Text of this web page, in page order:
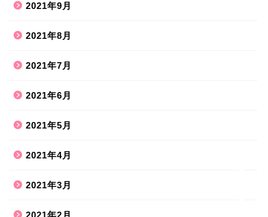
2021年9月
2021年8月
2021年7月
2021年6月
2021年5月
2021年4月
2021年3月
2021年2月